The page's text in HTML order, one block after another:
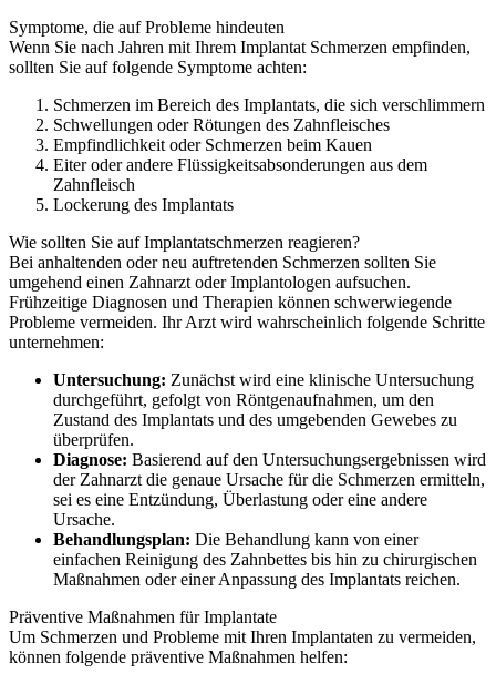
Symptome, die auf Probleme hindeuten
Wenn Sie nach Jahren mit Ihrem Implantat Schmerzen empfinden,
sollten Sie auf folgende Symptome achten:
Schmerzen im Bereich des Implantats, die sich verschlimmern
Schwellungen oder Rötungen des Zahnfleisches
Empfindlichkeit oder Schmerzen beim Kauen
Eiter oder andere Flüssigkeitsabsonderungen aus dem
Zahnfleisch
Lockerung des Implantats
Wie sollten Sie auf Implantatschmerzen reagieren?
Bei anhaltenden oder neu auftretenden Schmerzen sollten Sie
umgehend einen Zahnarzt oder Implantologen aufsuchen.
Frühzeitige Diagnosen und Therapien können schwerwiegende
Probleme vermeiden. Ihr Arzt wird wahrscheinlich folgende Schritte
unternehmen:
Untersuchung: Zunächst wird eine klinische Untersuchung
durchgeführt, gefolgt von Röntgenaufnahmen, um den
Zustand des Implantats und des umgebenden Gewebes zu
überprüfen.
Diagnose: Basierend auf den Untersuchungsergebnissen wird
der Zahnarzt die genaue Ursache für die Schmerzen ermitteln,
sei es eine Entzündung, Überlastung oder eine andere
Ursache.
Behandlungsplan: Die Behandlung kann von einer
einfachen Reinigung des Zahnbettes bis hin zu chirurgischen
Maßnahmen oder einer Anpassung des Implantats reichen.
Präventive Maßnahmen für Implantate
Um Schmerzen und Probleme mit Ihren Implantaten zu vermeiden,
können folgende präventive Maßnahmen helfen: